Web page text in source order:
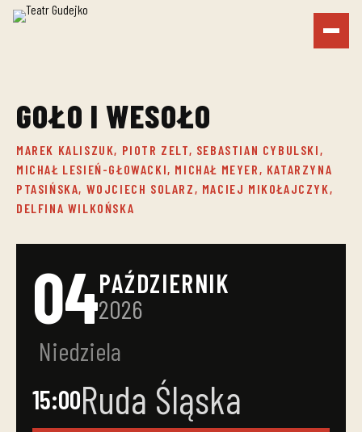
GOŁO I WESOŁO
MAREK KALISZUK, PIOTR ZELT, SEBASTIAN CYBULSKI,
MICHAŁ LESIEŃ-GŁOWACKI, MICHAŁ MEYER, KATARZYNA
PTASIŃSKA, WOJCIECH SOLARZ, MACIEJ MIKOŁAJCZYK,
DELFINA WILKOŃSKA
04PAŹDZIERNIK
2026
Niedziela
15:00Ruda Śląska